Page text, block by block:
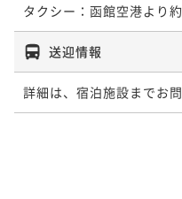
タクシー：函館空港より
送迎情報
詳細は、宿泊施設までお